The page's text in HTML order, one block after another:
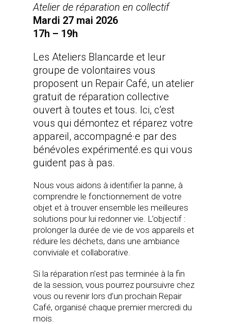
Atelier de réparation en collectif
Mardi 27 mai 2026
17h – 19h
Les Ateliers Blancarde et leur
groupe de volontaires vous
proposent un Repair Café, un atelier
gratuit de réparation collective
ouvert à toutes et tous. Ici, c’est
vous qui démontez et réparez votre
appareil, accompagné·e par des
bénévoles expérimenté.es qui vous
guident pas à pas.
Nous vous aidons à identifier la panne, à
comprendre le fonctionnement de votre
objet et à trouver ensemble les meilleures
solutions pour lui redonner vie. L’objectif :
prolonger la durée de vie de vos appareils et
réduire les déchets, dans une ambiance
conviviale et collaborative.
Si la réparation n’est pas terminée à la fin
de la session, vous pourrez poursuivre chez
vous ou revenir lors d’un prochain Repair
Café, organisé chaque premier mercredi du
mois.